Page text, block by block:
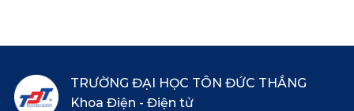
TRƯỜNG ĐẠI HỌC TÔN ĐỨC THẮNG
Khoa Điện - Điện tử